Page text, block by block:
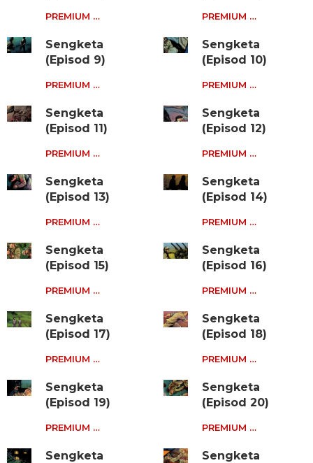
PREMIUM … PREMIUM …
Sengketa
(Episod 9)
PREMIUM …
Sengketa
(Episod 10)
PREMIUM …
Sengketa
(Episod 11)
PREMIUM …
Sengketa
(Episod 12)
PREMIUM …
Sengketa
(Episod 13)
PREMIUM …
Sengketa
(Episod 14)
PREMIUM …
Sengketa
(Episod 15)
PREMIUM …
Sengketa
(Episod 16)
PREMIUM …
Sengketa
(Episod 17)
PREMIUM …
Sengketa
(Episod 18)
PREMIUM …
Sengketa
(Episod 19)
PREMIUM …
Sengketa
(Episod 20)
PREMIUM …
Sengketa
Sengketa